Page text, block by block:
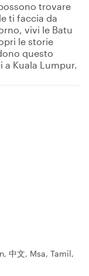
trovare
ti faccia da
vivi le Batu
le storie
questo
Kuala Lumpur.
中文, Msa, Tamil,